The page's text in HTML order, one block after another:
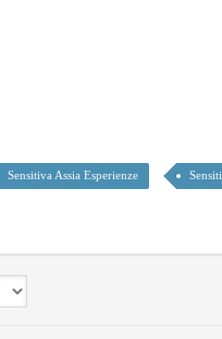
Sensitiva Assia Esperienze